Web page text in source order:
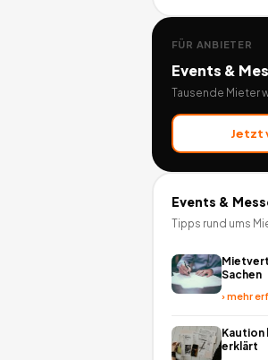
FÜR ANBIETER
Events &
Tausende Mieter
Jetzt
Events &
Tipps rund ums
Sachen
›mehr
Kaution
erklärt